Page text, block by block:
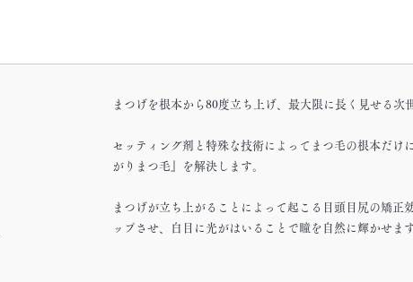
まつげを根本から80度立ち上げ、最大限に長く見せる次
セッティング剤と特殊な技術によってまつ毛の根本だけ
がりまつ毛』を解決します。
まつげが立ち上がることによって起こる目頭目尻の矯正
ップさせ、白目に光がはいることで瞳を自然に輝かせま